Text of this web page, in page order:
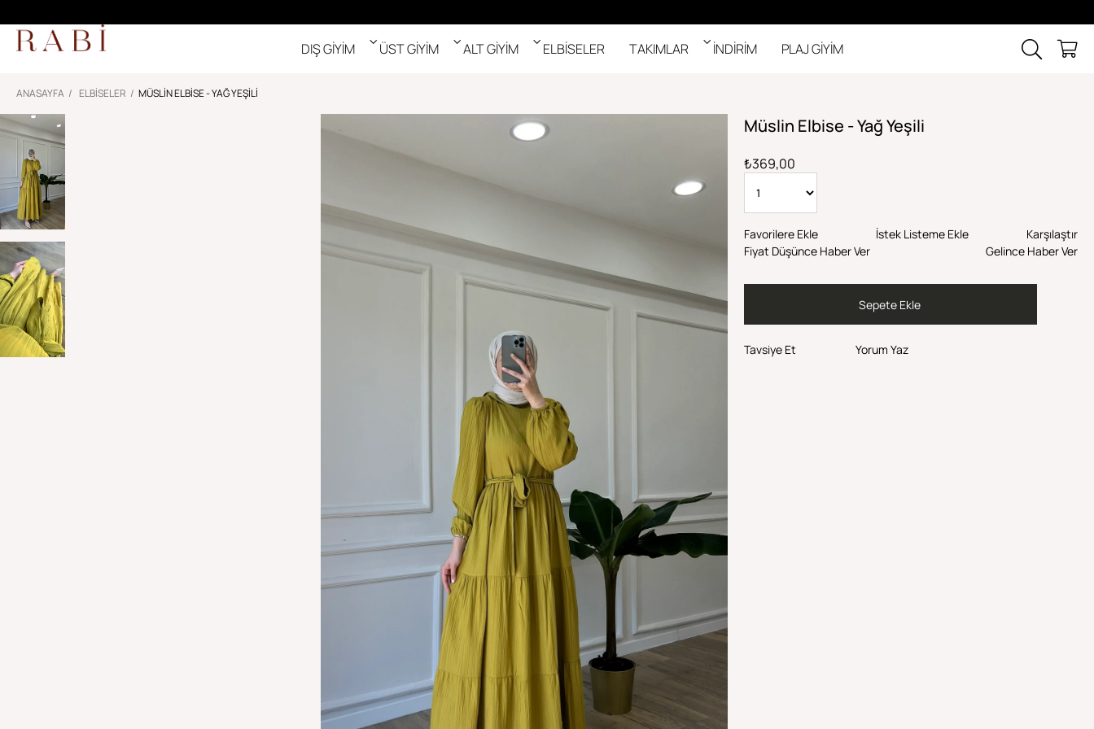
DIŞ GİYİM ÜST GİYİM ALT GİYİM ELBİSELER TAKIMLAR İNDİRİM PLAJ GİYİM
ANASAYFA ELBİSELER MÜSLIN ELBISE - YAĞ YEŞILI
Müslin Elbise - Yağ Yeşili
₺369,00
Favorilere Ekle İstek Listeme Ekle
Karşılaştır
Fiyat Düşünce Haber Ver
Gelince Haber Ver
Tavsiye Et Yorum Yaz